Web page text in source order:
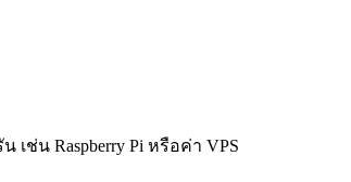
ช่น Raspberry Pi หรือค่า VPS